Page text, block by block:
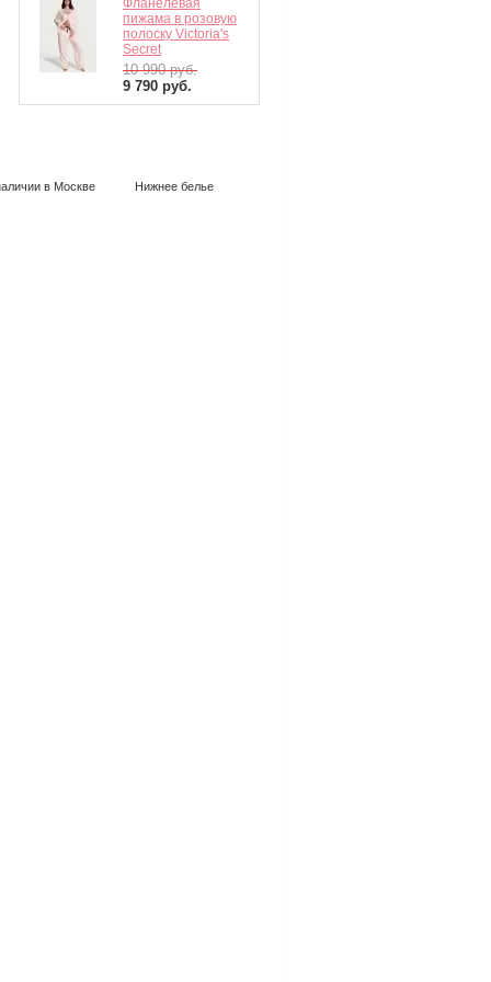
Фланелевая
пижама в розовую
полоску Victoria's
Secret
10 990руб.
9 790 руб.
в Москве Нижнее белье